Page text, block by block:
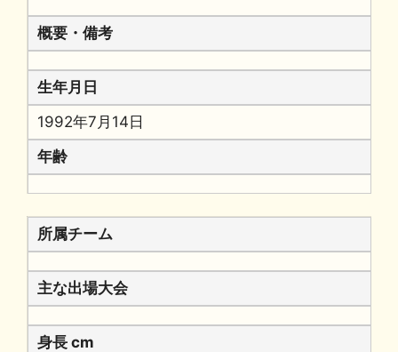
概要・備考
生年月日
1992年7月14日
年齢
所属チーム
主な出場大会
身長 cm